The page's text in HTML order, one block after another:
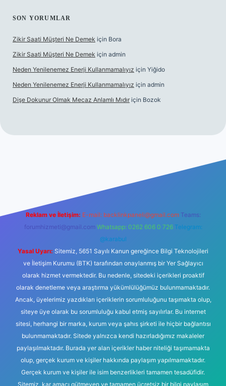
SON YORUMLAR
Zikir Saati Müşteri Ne Demek için Bora
Zikir Saati Müşteri Ne Demek için admin
Neden Yenilenemez Enerji Kullanmamalıyız için Yiğido
Neden Yenilenemez Enerji Kullanmamalıyız için admin
Dişe Dokunur Olmak Mecaz Anlamlı Mıdır için Bozok
Reklam ve İletişim: E-mail: backlinkpaneli@gmail.com Teams:
forumhizmeti@gmail.com Whatsapp: 0262 606 0 726 Telegram:
@karabul
Yasal Uyarı: Sitemiz, 5651 Sayılı Kanun gereğince Bilgi Teknolojileri
ve İletişim Kurumu (BTK) tarafından onaylanmış bir Yer Sağlayıcı
olarak hizmet vermektedir. Bu nedenle, sitedeki içerikleri proaktif
olarak denetleme veya araştırma yükümlülüğümüz bulunmamaktadır.
Ancak, üyelerimiz yazdıkları içeriklerin sorumluluğunu taşımakta olup,
siteye üye olarak bu sorumluluğu kabul etmiş sayılırlar. Bu internet
sitesi, herhangi bir marka, kurum veya şahıs şirketi ile hiçbir bağlantısı
bulunmamaktadır. Sitede yalnızca kendi hazırladığımız makaleler
paylaşılmaktadır. Burada yer alan içerikler haber niteliği taşımamakta
olup, gerçek kurum ve kişiler hakkında paylaşım yapılmamaktadır.
Gerçek kurum ve kişiler ile isim benzerlikleri tamamen tesadüfidir.
Sitemiz, kar amacı gütmeyen ve tamamen ücretsiz bir bilgi paylaşım